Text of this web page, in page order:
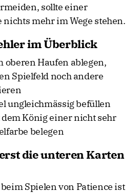
sollte einer
mehr im Wege stehen.
im Überblick
oberen Haufen ablegen,
Spielfeld noch andere
ungleichmässig befüllen
König einer nicht sehr
belegen
die unteren Karten
Spielen von Patience ist